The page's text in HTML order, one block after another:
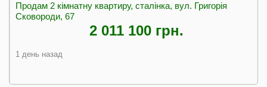
Продам 2 кімнатну квартиру, сталінка, вул. Григорія
Сковороди, 67
2 011 100 грн.
1 день назад